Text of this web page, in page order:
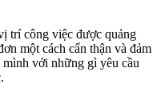
trí công việc được quảng
một cách cẩn thận và đảm
mình với những gì yêu cầu